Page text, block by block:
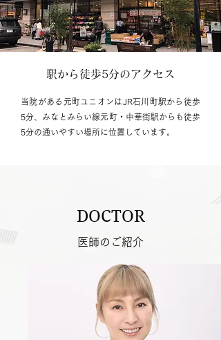
駅から徒歩5分のアクセス
当院がある元町ユニオンはJR石川町駅から徒歩
5分、みなとみらい線元町・中華街駅からも徒歩
5分の通いやすい場所に位置しています。
DOCTOR
医師のご紹介